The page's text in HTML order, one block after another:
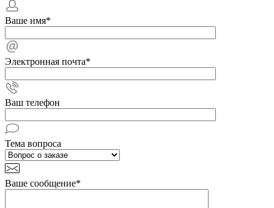
Ваше имя*
Электронная почта*
Ваш телефон
Тема вопроса
Ваше сообщение*